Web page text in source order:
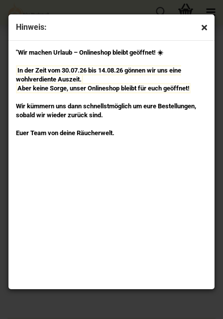
Hinweis:
"Wir machen Urlaub – Onlineshop bleibt geöffnet! ☀️
In der Zeit vom 30.07.26 bis 14.08.26 gönnen wir uns eine
wohlverdiente Auszeit.
Aber keine Sorge, unser Onlineshop bleibt für euch geöffnet!
Wir kümmern uns dann schnellstmöglich um eure Bestellungen,
sobald wir wieder zurück sind.
Euer Team von deine Räucherwelt.
« Erster « zurück weiter »
Letzter »
133Artikel in dieser Kategorie
Frühlings Äquinox Ostara - Jahreskreisfeste
Räuchermischung Berk